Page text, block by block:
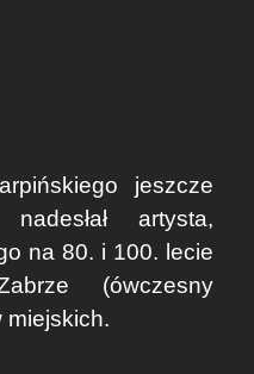
jeszcze
nadesłał artysta,
na 80. i 100. lecie
(ówczesny
miejskich.